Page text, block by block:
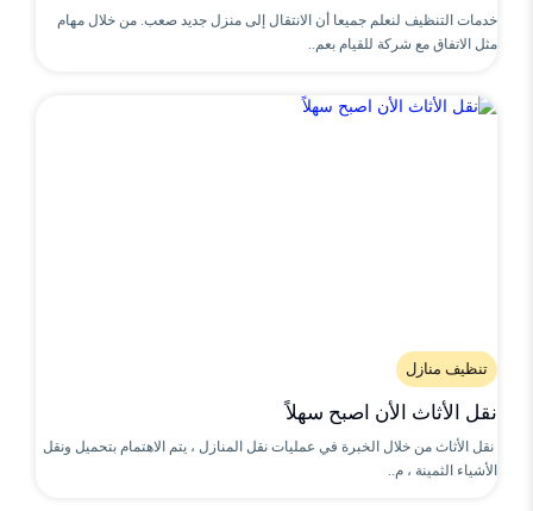
خدمات التنظيف لنعلم جميعا أن الانتقال إلى منزل جديد صعب. من خلال مهام
مثل الاتفاق مع شركة للقيام بعم..
تنظيف منازل
نقل الأثاث الأن اصبح سهلاً
نقل الأثاث من خلال الخبرة في عمليات نقل المنازل ، يتم الاهتمام بتحميل ونقل
الأشياء الثمينة ، م..